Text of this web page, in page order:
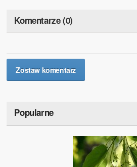
Komentarze (0)
Zostaw komentarz
Popularne